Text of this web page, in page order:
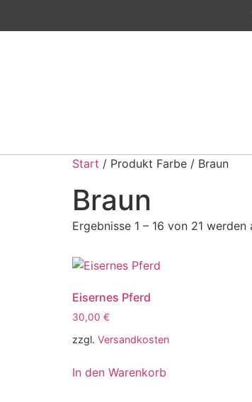
Start / Produkt Farbe / Braun
Braun
Ergebnisse 1 – 16 von 21 werden
Eisernes Pferd
30,00 €
zzgl. Versandkosten
In den Warenkorb